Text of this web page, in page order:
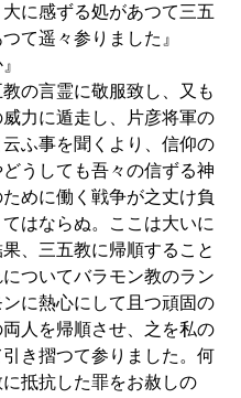
に感ずる処があつて三五
て遥々参りました』
の言霊に敬服致し、又も
力に遁走し、片彦将軍の
ふ事を聞くより、信仰の
うしても吾々の信ずる神
めに働く戦争が之丈け負
はならぬ。ここは大いに
、三五教に帰順すること
ついてバラモン教のラン
に熱心にして且つ頑固の
人を帰順させ、之を私の
き摺つて参りました。何
抵抗した罪をお赦しの